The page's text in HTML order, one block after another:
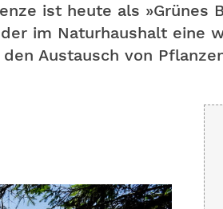
ist heute als »Grünes
im Naturhaushalt eine
Austausch von